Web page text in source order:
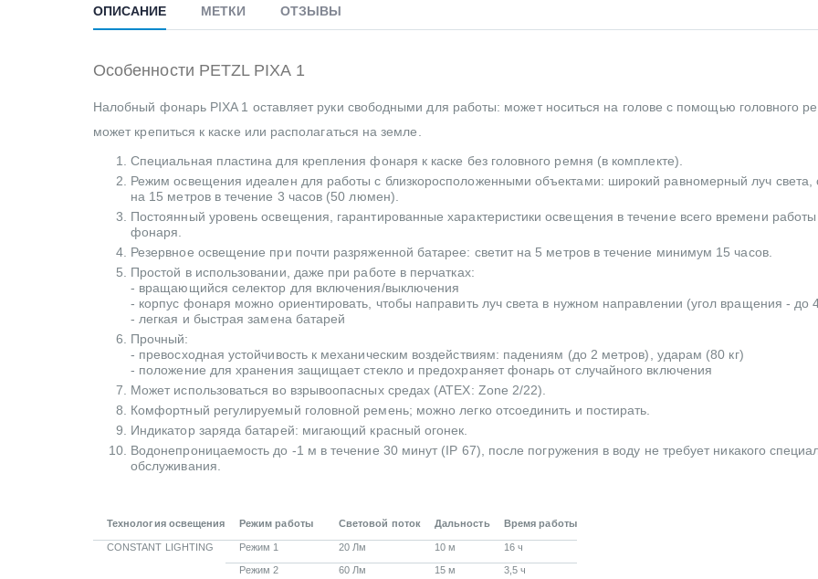
ОПИСАНИЕ МЕТКИ ОТЗЫВЫ
Особенности PETZL PIXA 1
Налобный фонарь PIXA 1 оставляет руки свободными для работы: может носиться на голове с помощью головного
может крепиться к каске или располагаться на земле.
Специальная пластина для крепления фонаря к каске без головного ремня (в комплекте).
Режим освещения идеален для работы с близкоросположенными объектами: широкий равномерный луч света,
на 15 метров в течение 3 часов (50 люмен).
Постоянный уровень освещения, гарантированные характеристики освещения в течение всего времени работы
фонаря.
Резервное освещение при почти разряженной батарее: светит на 5 метров в течение минимум 15 часов.
Простой в использовании, даже при работе в перчатках:
- вращающийся селектор для включения/выключения
- корпус фонаря можно ориентировать, чтобы направить луч света в нужном направлении (угол вращения - до
- легкая и быстрая замена батарей
Прочный:
- превосходная устойчивость к механическим воздействиям: падениям (до 2 метров), ударам (80 кг)
- положение для хранения защищает стекло и предохраняет фонарь от случайного включения
Может использоваться во взрывоопасных средах (ATEX: Zone 2/22).
Комфортный регулируемый головной ремень; можно легко отсоединить и постирать.
Индикатор заряда батарей: мигающий красный огонек.
Водонепроницаемость до -1 м в течение 30 минут (IP 67), после погружения в воду не требует никакого
обслуживания.
Технология освещения Режим работы Световой поток Дальность Время работы
CONSTANT LIGHTING Режим 1 20 Лм 10 м 16 ч
Режим 2 60 Лм 15 м 3,5 ч